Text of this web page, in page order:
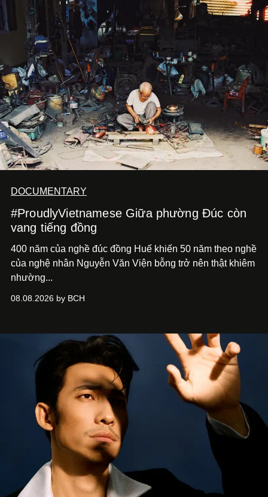
nhất của xu hướng này.
DOCUMENTARY
#ProudlyVietnamese Giữa phường Đúc còn
vang tiếng đồng
400 năm của nghề đúc đồng Huế khiến 50 năm theo nghề
của nghệ nhân Nguyễn Văn Viện bỗng trở nên thật khiêm
nhường...
08.08.2026 by BCH